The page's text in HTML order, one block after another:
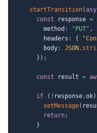
startTransition(
const response =
        method
: "PUT" ,
        headers
: {
        body
: JSON .
} ) ;
const result =
if ( ! response.ok)
setMessage(
return;
}